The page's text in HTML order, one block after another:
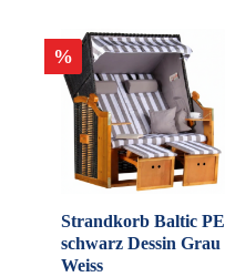
%
Strandkorb Baltic PE
schwarz Dessin Grau
Weiss